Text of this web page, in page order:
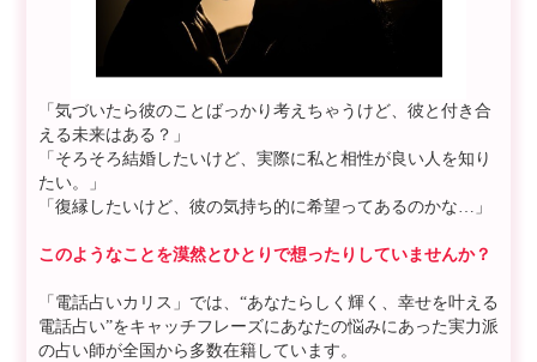
「気づいたら彼のことばっかり考えちゃうけど、彼と付き合
える未来はある？」
「そろそろ結婚したいけど、実際に私と相性が良い人を知り
たい。」
「復縁したいけど、彼の気持ち的に希望ってあるのかな…」
このようなことを漠然とひとりで想ったりしていませんか？
「電話占いカリス」では、“あなたらしく輝く、幸せを叶える
電話占い”をキャッチフレーズにあなたの悩みにあった実力派
の占い師が全国から多数在籍しています。